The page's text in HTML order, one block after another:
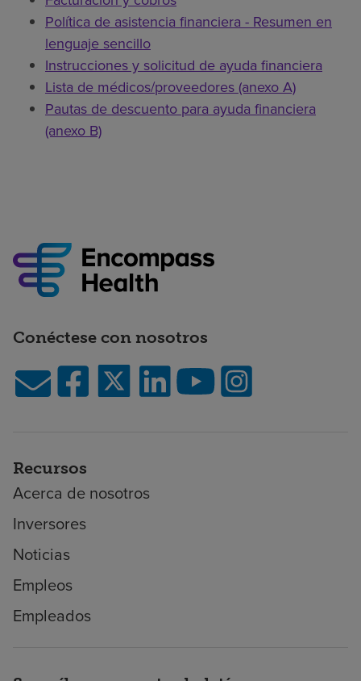
Política de asistencia financiera - Resumen en
lenguaje sencillo
Instrucciones y solicitud de ayuda financiera
Lista de médicos/proveedores (anexo A)
Pautas de descuento para ayuda financiera
(anexo B)
Conéctese con nosotros
Recursos
Acerca de nosotros
Inversores
Noticias
Empleos
Empleados